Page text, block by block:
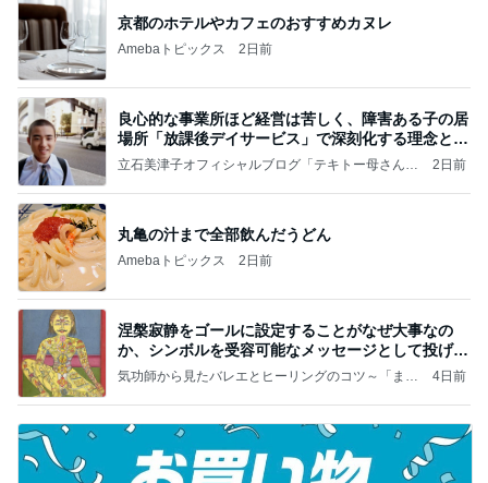
京都のホテルやカフェのおすすめカヌレ
Amebaトピックス 2日前
良心的な事業所ほど経営は苦しく、障害ある子の居
場所「放課後デイサービス」で深刻化する理念と現
実の
立石美津子オフィシャルブログ「テキトー母さんの
2日前
丸亀の汁まで全部飲んだうどん
Amebaトピックス 2日前
涅槃寂静をゴールに設定することがなぜ大事なの
か、シンボルを受容可能なメッセージとして投げる
ことが
気功師から見たバレエとヒーリングのコツ～「まと
4日前